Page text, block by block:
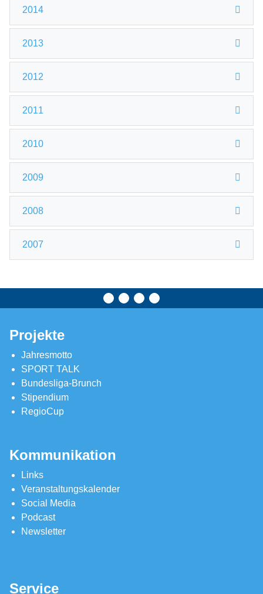
2014
2013
2012
2011
2010
2009
2008
2007
Projekte
Jahresmotto
SPORT TALK
Bundesliga-Brunch
Stipendium
RegioCup
Kommunikation
Links
Veranstaltungskalender
Social Media
Podcast
Newsletter
Service